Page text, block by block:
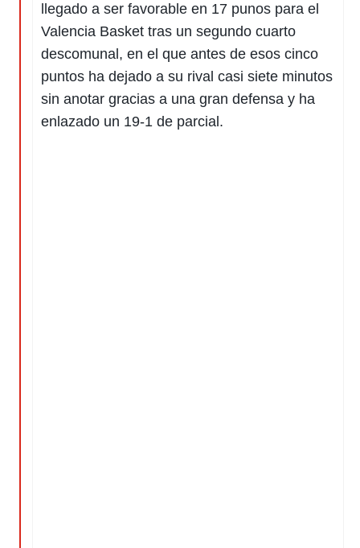
llegado a ser favorable en 17 punos para el
Valencia Basket tras un segundo cuarto
descomunal, en el que antes de esos cinco
puntos ha dejado a su rival casi siete minutos
sin anotar gracias a una gran defensa y ha
enlazado un 19-1 de parcial.